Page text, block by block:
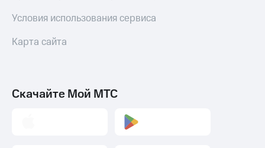
Условия использования сервиса
Карта сайта
Скачайте Мой МТС